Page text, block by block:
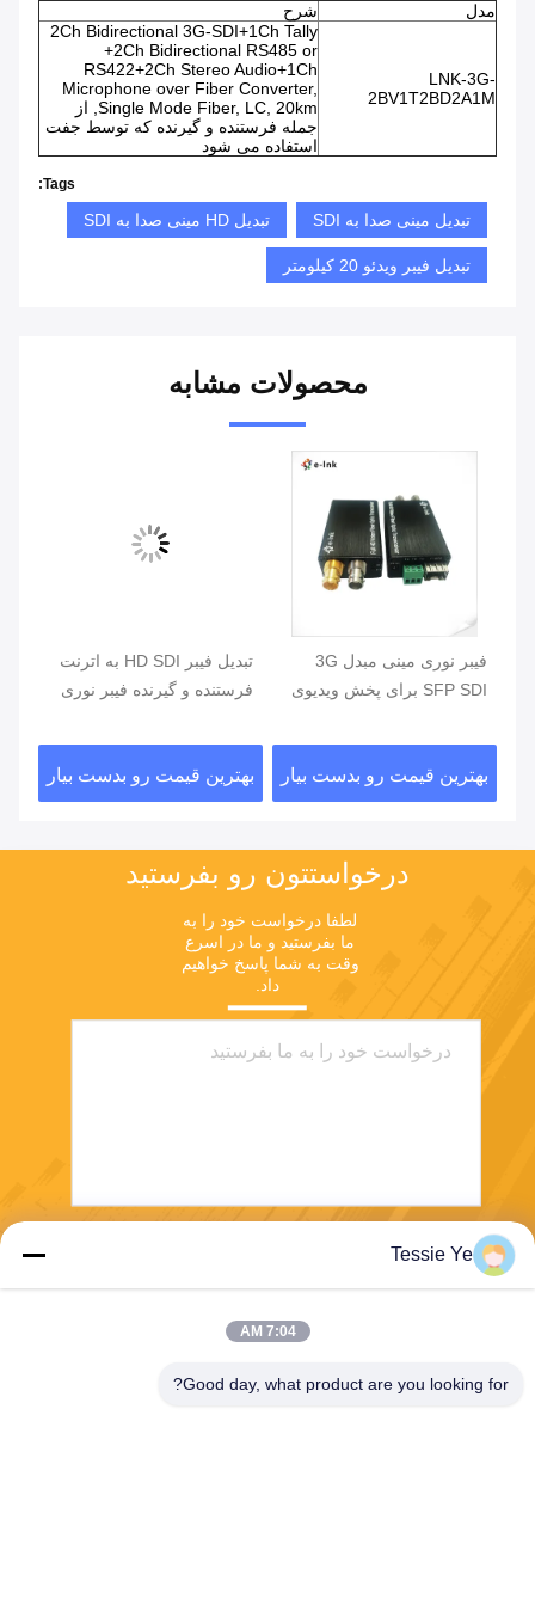
مدل
شرح
LNK-3G-
2BV1T2BD2A1M
2Ch Bidirectional 3G-SDI+1Ch Tally
+2Ch Bidirectional RS485 or
RS422+2Ch Stereo Audio+1Ch
Microphone over Fiber Converter,
Single Mode Fiber, LC, 20km, از
جمله فرستنده و گیرنده که توسط جفت
استفاده می شود
Tags:
تبدیل مینی صدا به SDI تبدیل HD مینی صدا به SDI
تبدیل فیبر ویدئو 20 کیلومتر
محصولات مشابه
فیبر نوری مینی مبدل 3G
SFP SDI برای پخش ویدیوی
بهترین قیمت رو بدست بیار
تبدیل فیبر HD SDI به اترنت
فرستنده و گیرنده فیبر نوری
بهترین قیمت رو بدست بیار
درخواستتون رو بفرستيد
ما بفرستید و ما در اسرع
داد.
Tessie Ye
7:04 AM
Good day, what product are you looking for?